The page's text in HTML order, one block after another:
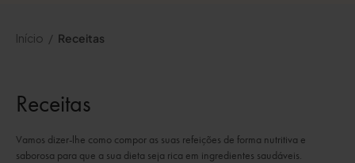
Início Receitas
Receitas
Vamos dizer-lhe como compor as suas refeições de forma nutritiva e
saborosa para que a sua dieta seja rica em ingredientes saudáveis.